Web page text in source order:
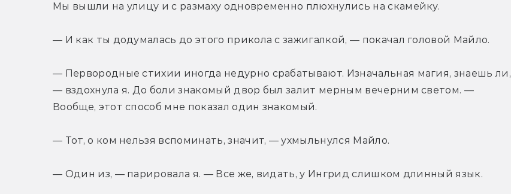
Мы вышли на улицу и с размаху одновременно плюхнулись на скамейку.
— И как ты додумалась до этого прикола с зажигалкой, — покачал головой Майло.
— Первородные стихии иногда недурно срабатывают. Изначальная магия, знаешь ли,
— вздохнула я. До боли знакомый двор был залит мерным вечерним светом. —
Вообще, этот способ мне показал один знакомый.
— Тот, о ком нельзя вспоминать, значит, — ухмыльнулся Майло.
— Один из, — парировала я. — Все же, видать, у Ингрид слишком длинный язык.